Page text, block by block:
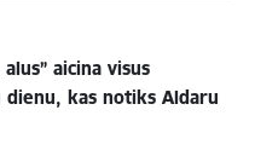
aicina visus
kas notiks Aldaru